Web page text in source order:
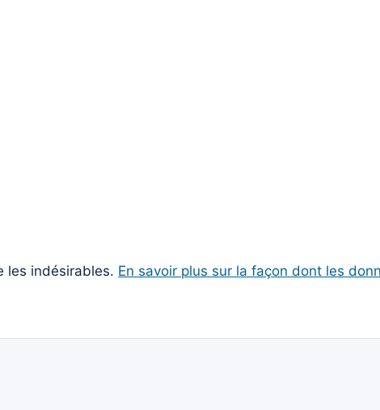
les indésirables. En savoir plus sur la façon dont les